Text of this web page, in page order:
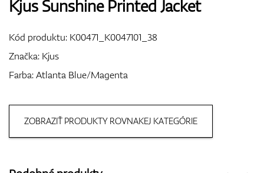
Bagy
Kjus Sunshine Printed Jacket
Kód produktu: K00471_K0047101_38
Značka: Kjus
Farba: Atlanta Blue/Magenta
ZOBRAZIŤ PRODUKTY ROVNAKEJ KATEGÓRIE